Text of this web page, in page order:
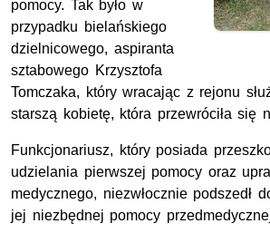
pomocy. Tak było w
przypadku bielańskiego
dzielnicowego, aspiranta
sztabowego Krzysztofa
Tomczaka, który wracając z rejonu
starszą kobietę, która przewróciła się
Funkcjonariusz, który posiada
udzielania pierwszej pomocy oraz
medycznego, niezwłocznie podszedł
jej niezbędnej pomocy